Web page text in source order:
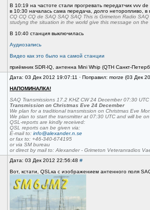
В 10:19 на частоте стали прогревать передатчик vvv de
в 10:30 началась сама передача, долго неторопливо,
CQ CQ CQ de SAQ SAQ SAQ This is Grimeton Radio
studyng the situation in the world give this message on
В 10:40 станция выключилась
Аудиозапись
Видео как это было на самой станции
приёмник SDR-IQ, антенна Mini Whip (QTH Санкт-
Дата: 03 Дек 2012 19:07:11 · Поправил: morze (03 Дек
НАПОМИНАЛКА!
SAQ Transmissions 17.2 KHZ CW 24 December 07:30 UTC
Transmission on Christmas Eve 24 December
We plan for a traditional transmission on Christmas Eve
We plan to start the transmitter at 07:30 UTC and will be
QSL-reports are kindly received:
QSL reports can be given via:
E-mail to: info@alexander.n.se
or fax to: +46-340-674195
or via SM bureau
or direct by mail to: Alexander - Grimeton Veteranradios
Дата: 03 Дек 2012 22:56:48 #
Вот, кстати, QSLка с изображением антенного поля